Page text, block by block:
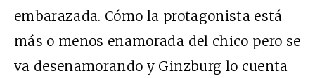
embarazada. Cómo la protagonista está
más o menos enamorada del chico pero se
va desenamorando y Ginzburg lo cuenta